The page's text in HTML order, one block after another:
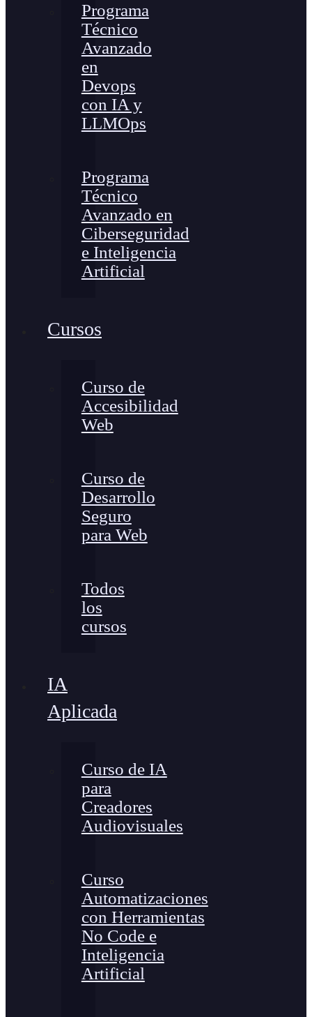
Programa
Técnico
Avanzado
en
Devops
con IA y
LLMOps
Programa
Técnico
Avanzado en
Ciberseguridad
e Inteligencia
Artificial
Cursos
Curso de
Accesibilidad
Web
Curso de
Desarrollo
Seguro
para Web
Todos
los
cursos
IA
Aplicada
Curso de IA
para
Creadores
Audiovisuales
Curso
Automatizaciones
con Herramientas
No Code e
Inteligencia
Artificial